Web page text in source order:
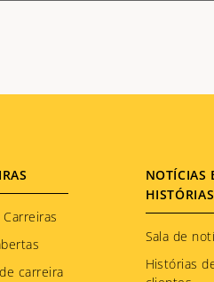
carreira
NOTÍCIAS
HISTÓRIAS
Sala de
Histórias